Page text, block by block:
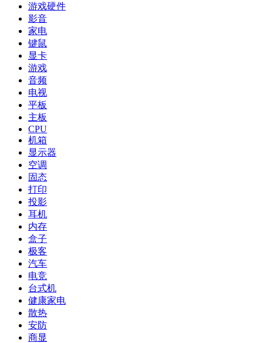
游戏硬件
影音
家电
键鼠
显卡
游戏
音频
电视
平板
主板
CPU
机箱
显示器
空调
固态
打印
投影
耳机
内存
盒子
极客
汽车
电竞
台式机
健康家电
散热
安防
商显